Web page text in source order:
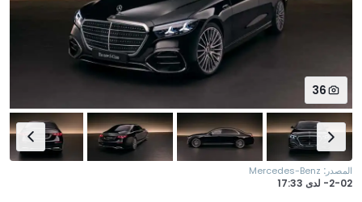
36
المصدر:
Mercedes-Benz
2-02- لدى